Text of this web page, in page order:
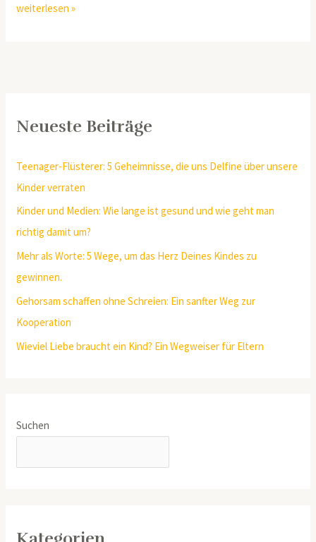
weiterlesen »
Neueste Beiträge
Teenager-Flüsterer: 5 Geheimnisse, die uns Delfine über unsere
Kinder verraten
Kinder und Medien: Wie lange ist gesund und wie geht man
richtig damit um?
Mehr als Worte: 5 Wege, um das Herz Deines Kindes zu
gewinnen.
Gehorsam schaffen ohne Schreien: Ein sanfter Weg zur
Kooperation
Wieviel Liebe braucht ein Kind? Ein Wegweiser für Eltern
Suchen